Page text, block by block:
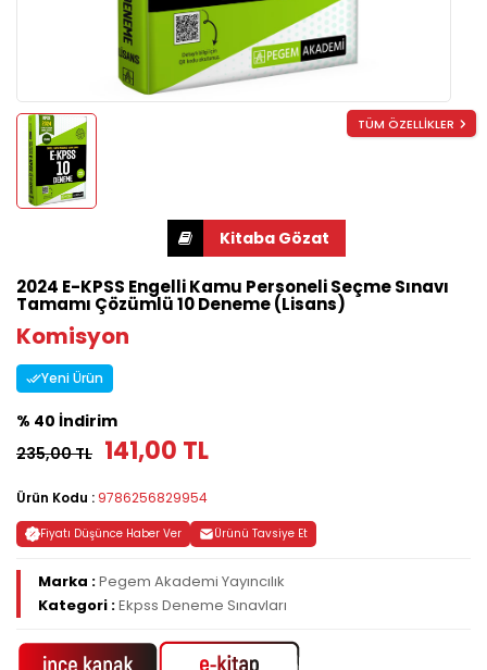
TÜM ÖZELLİKLER
2024 E-KPSS Engelli Kamu Personeli Seçme Sınavı
Tamamı Çözümlü 10 Deneme (Lisans)
Komisyon
Yeni Ürün
% 40 İndirim
235,00 TL 141,00 TL
Ürün Kodu : 9786256829954
Fiyatı Düşünce Haber Ver Ürünü Tavsiye Et
Marka :Pegem Akademi Yayıncılık
Kategori :Ekpss Deneme Sınavları